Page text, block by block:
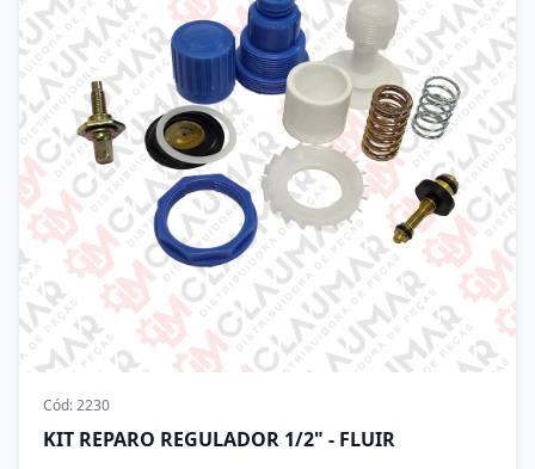
Cód:2230
KIT REPARO REGULADOR 1/2" - FLUIR